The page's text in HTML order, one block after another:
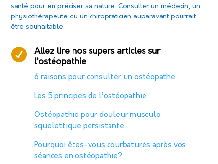
santé pour en préciser sa nature. Consulter un médecin, un
physiothérapeute ou un chiropraticien auparavant pourrait
être souhaitable.

Allez lire nos supers articles sur
l’ostéopathie
6 raisons pour consulter un ostéopathe
Les 5 principes de l’ostéopathie
Ostéopathie pour douleur musculo-
squelettique persistante
Pourquoi êtes-vous courbaturés après vos
séances en ostéopathie?